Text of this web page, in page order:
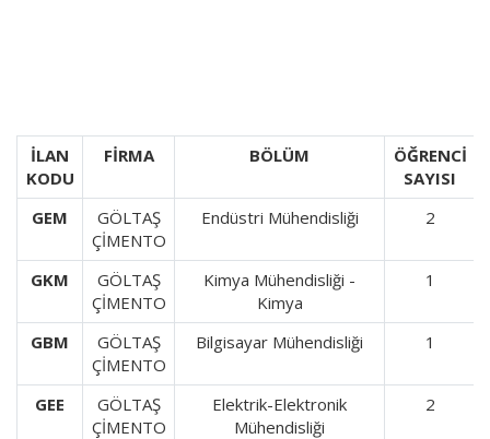
İLAN
KODU
FİRMA BÖLÜM
ÖĞRENCİ
SAYISI
GEM
GÖLTAŞ
ÇİMENTO
Endüstri Mühendisliği 2
GKM
GÖLTAŞ
ÇİMENTO
Kimya Mühendisliği -
Kimya
1
GBM
GÖLTAŞ
ÇİMENTO
Bilgisayar Mühendisliği 1
GEE
GÖLTAŞ
ÇİMENTO
Elektrik-Elektronik
Mühendisliği
2